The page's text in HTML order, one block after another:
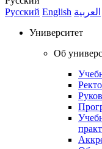
Русский English العربية
Университет
Об